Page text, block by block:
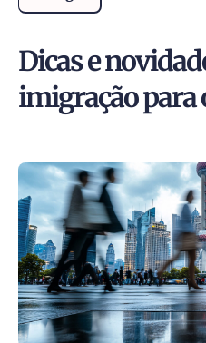
Dicas e
imigração para